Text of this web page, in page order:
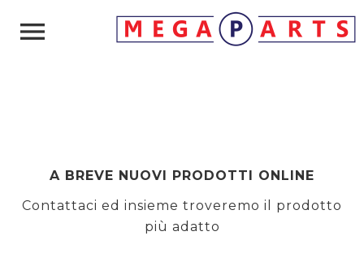

A BREVE NUOVI PRODOTTI ONLINE
Contattaci ed insieme troveremo il prodotto
più adatto